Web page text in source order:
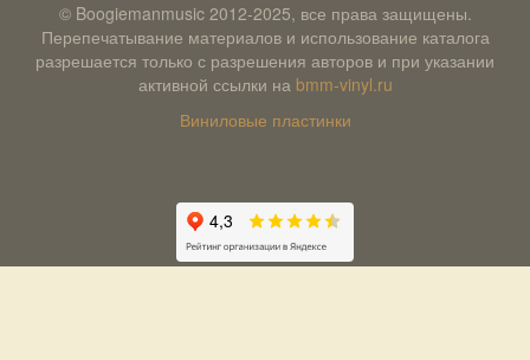
© Boogiemanmusic 2012-2025, все права защищены.
Перепечатывание материалов и использование каталога
разрешается только с разрешения авторов и при указании
активной ссылки на bmm-vinyl.ru
Виниловые пластинки